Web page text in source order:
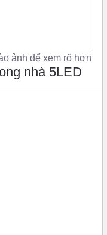
ảnh để xem rõ hơn
nhà 5LED